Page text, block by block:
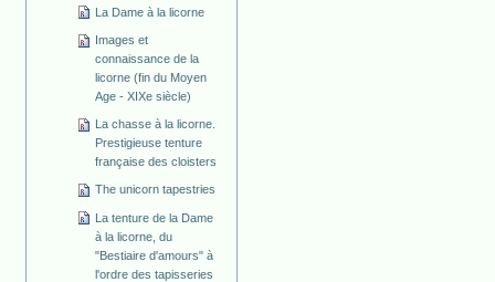
La Dame à la licorne
Images et
connaissance de la
licorne (fin du Moyen
Age - XIXe siècle)
La chasse à la licorne.
Prestigieuse tenture
française des cloisters
The unicorn tapestries
La tenture de la Dame
à la licorne, du
"Bestiaire d'amours" à
l'ordre des tapisseries